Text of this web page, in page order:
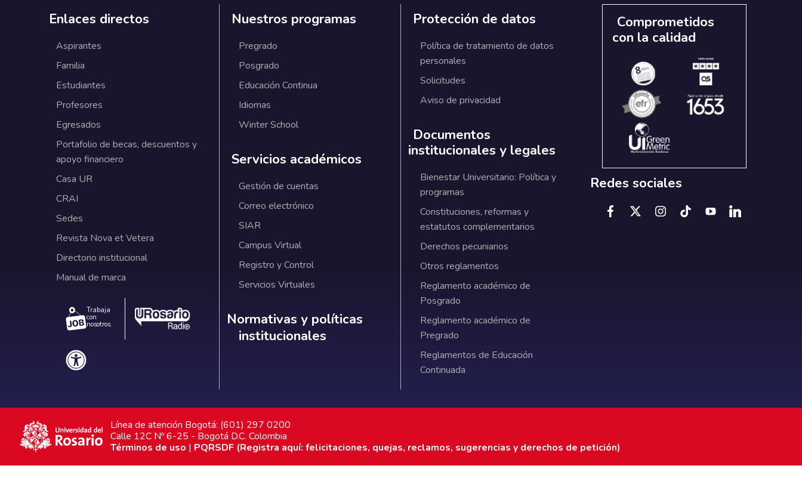
Enlaces directos
Aspirantes
Familia
Estudiantes
Profesores
Egresados
Portafolio de becas, descuentos y
apoyo financiero
Casa UR
CRAI
Sedes
Revista Nova et Vetera
Directorio institucional
Manual de marca
Trabaja
con
nosotros.
Nuestros programas
Pregrado
Posgrado
Educación Continua
Idiomas
Winter School
Servicios académicos
Gestión de cuentas
Correo electrónico
SIAR
Campus Virtual
Registro y Control
Servicios Virtuales
Normativas y políticas institucionales
Normativas y políticas
institucionales
Protección de datos
Política de tratamiento de datos
personales
Solicitudes
Aviso de privacidad
Documentos
institucionales y legales
Bienestar Universitario: Política y
programas
Constituciones, reformas y
estatutos complementarios
Derechos pecuniarios
Otros reglamentos
Reglamento académico de
Posgrado
Reglamento académico de
Pregrado
Reglamentos de Educación
Continuada
Comprometidos
con la calidad
Redes sociales
Línea de atención Bogotá: (601) 297 0200
Calle 12C Nº 6-25 - Bogotá D.C. Colombia
Términos de uso | PQRSDF (Registra aquí: felicitaciones, quejas, reclamos, sugerencias y derechos de petición)